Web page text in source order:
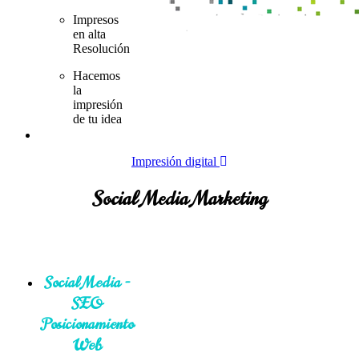
Impresos
en alta
Resolución
Hacemos
la
impresión
de tu idea
Impresión digital
Social Media Marketing
Social Media -
SEO
Posicionamiento
Web